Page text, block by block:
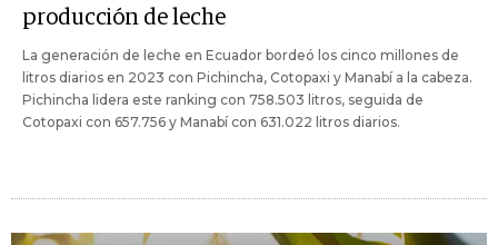
producción de leche
La generación de leche en Ecuador bordeó los cinco millones de
litros diarios en 2023 con Pichincha, Cotopaxi y Manabí a la cabeza.
Pichincha lidera este ranking con 758.503 litros, seguida de
Cotopaxi con 657.756 y Manabí con 631.022 litros diarios.